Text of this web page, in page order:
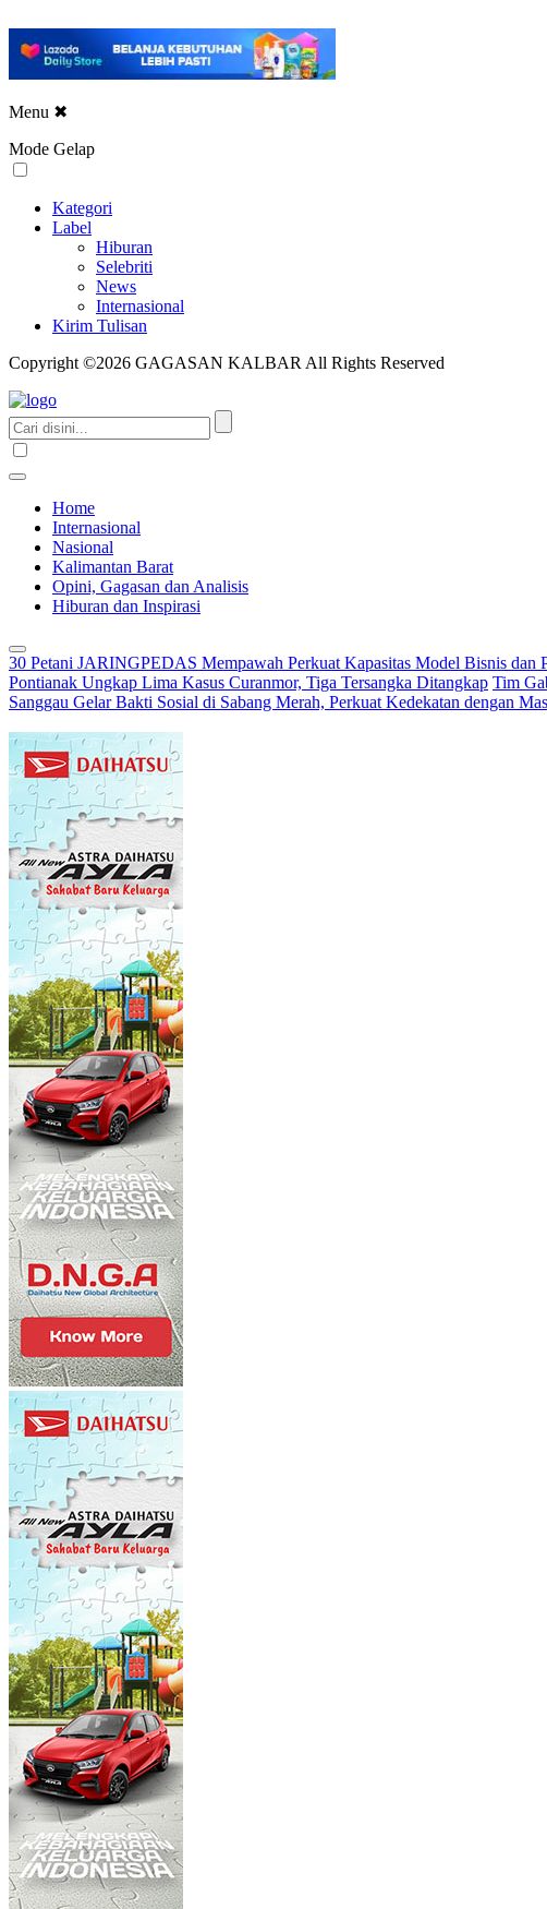
Menu ✖
Mode Gelap
Kategori
Label
Hiburan
Selebriti
News
Internasional
Kirim Tulisan
Copyright ©2026 GAGASAN KALBAR All Rights Reserved
Home
Internasional
Nasional
Kalimantan Barat
Opini, Gagasan dan Analisis
Hiburan dan Inspirasi
30 Petani JARINGPEDAS Mempawah Perkuat Kapasitas Model Bisnis dan
Pontianak Ungkap Lima Kasus Curanmor, Tiga Tersangka Ditangkap Tim
Sanggau Gelar Bakti Sosial di Sabang Merah, Perkuat Kedekatan dengan